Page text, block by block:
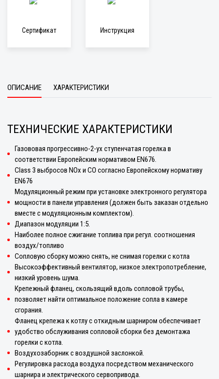
Сертификат Инструкция
ОПИСАНИЕ ХАРАКТЕРИСТИКИ
ТЕХНИЧЕСКИЕ ХАРАКТЕРИСТИКИ
Газововая прогрессивно-2-ух ступенчатая горелка в
соответствии Европейским нормативом EN676.
Class 3 выбросов NOx и CO согласно Европейскому нормативу
EN676
Модуляционный режим при установке электронного регулятора
мощности в панели управления (должен быть заказан отдельно
вместе с модуляционным комплектом).
Диапазон модуляции 1:5.
Наиболее полное сжигание топлива при регул. соотношения
воздух/топливо
Сопловую сборку можно снять, не снимая горелки с котла
Высокоэффективный вентилятор, низкое электропотребление,
низкий уровень шума.
Крепежный фланец, скользящий вдоль сопловой трубы,
позволяет найти оптимальное положение сопла в камере
сгорания.
Фланец крепежа к котлу с откидным шарниром обеспечивает
удобство обслуживания сопловой сборки без демонтажа
горелки с котла.
Воздухозаборник с воздушной заслонкой.
Регулировка расхода воздуха посредством механического
шарнира и электрического сервопривода.